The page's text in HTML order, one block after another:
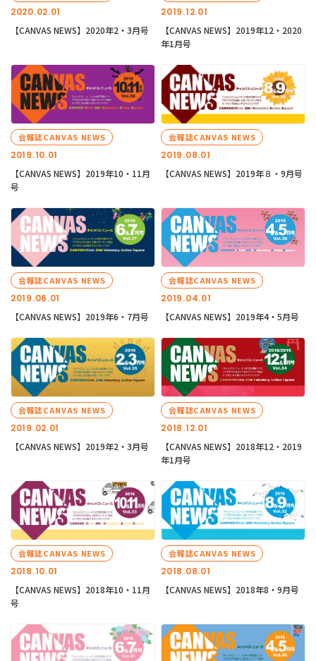
2020.02.01
【CANVAS NEWS】2020年2・3月号
2019.12.01
【CANVAS NEWS】2019年12・2020
年1月号
2019.10.01
会報誌CANVAS NEWS
【CANVAS NEWS】2019年10・11月
号
2019.08.01
会報誌CANVAS NEWS
【CANVAS NEWS】2019年８・9月号
2019.06.01
会報誌CANVAS NEWS
【CANVAS NEWS】2019年6・7月号
2019.04.01
会報誌CANVAS NEWS
【CANVAS NEWS】2019年4・5月号
2019.02.01
会報誌CANVAS NEWS
【CANVAS NEWS】2019年2・3月号
2018.12.01
会報誌CANVAS NEWS
【CANVAS NEWS】2018年12・2019
年1月号
2018.10.01
会報誌CANVAS NEWS
【CANVAS NEWS】2018年10・11月
号
2018.08.01
会報誌CANVAS NEWS
【CANVAS NEWS】2018年8・9月号